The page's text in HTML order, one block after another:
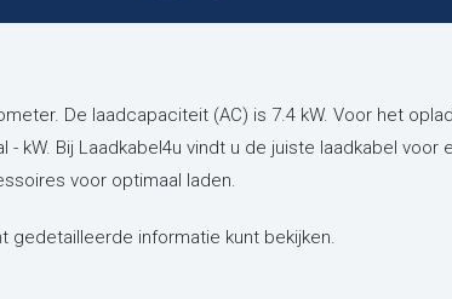
De laadcapaciteit (AC) is 7.4 kW. Voor het
Bij Laadkabel4u vindt u de juiste laadkabel voor
voor optimaal laden.
gedetailleerde informatie kunt bekijken.